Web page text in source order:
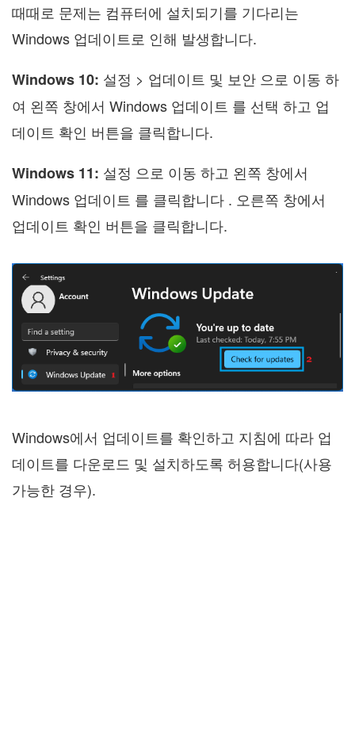
때때로 문제는 컴퓨터에 설치되기를 기다리는
Windows 업데이트로 인해 발생합니다.
Windows 10: 설정 > 업데이트 및 보안 으로 이동 하
여 왼쪽 창에서 Windows 업데이트 를 선택 하고 업
데이트 확인 버튼을 클릭합니다.
Windows 11: 설정 으로 이동 하고 왼쪽 창에서
Windows 업데이트 를 클릭합니다 . 오른쪽 창에서
업데이트 확인 버튼을 클릭합니다.
Windows에서 업데이트를 확인하고 지침에 따라 업
데이트를 다운로드 및 설치하도록 허용합니다(사용
가능한 경우).